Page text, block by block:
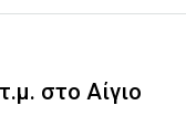
στο Αίγιο